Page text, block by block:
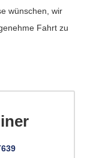
wünschen, wir
Fahrt zu